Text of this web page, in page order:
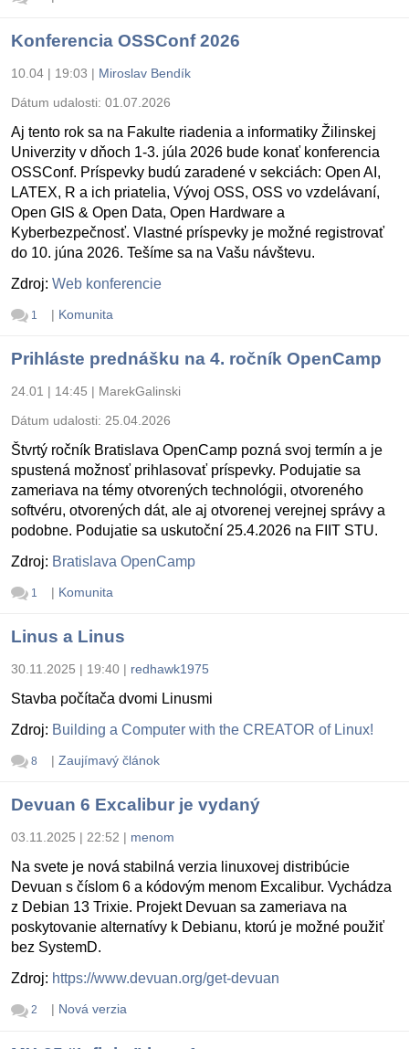
Konferencia OSSConf 2026
10.04 | 19:03 | Miroslav Bendík
Dátum udalosti: 01.07.2026
Aj tento rok sa na Fakulte riadenia a informatiky Žilinskej
Univerzity v dňoch 1-3. júla 2026 bude konať konferencia
OSSConf. Príspevky budú zaradené v sekciách: Open AI,
LATEX, R a ich priatelia, Vývoj OSS, OSS vo vzdelávaní,
Open GIS & Open Data, Open Hardware a
Kyberbezpečnosť. Vlastné príspevky je možné registrovať
do 10. júna 2026. Tešíme sa na Vašu návštevu.
Zdroj: Web konferencie
1 | Komunita
Prihláste prednášku na 4. ročník OpenCamp
24.01 | 14:45 | MarekGalinski
Dátum udalosti: 25.04.2026
Štvrtý ročník Bratislava OpenCamp pozná svoj termín a je
spustená možnosť prihlasovať príspevky. Podujatie sa
zameriava na témy otvorených technológii, otvoreného
softvéru, otvorených dát, ale aj otvorenej verejnej správy a
podobne. Podujatie sa uskutoční 25.4.2026 na FIIT STU.
Zdroj: Bratislava OpenCamp
1 | Komunita
Linus a Linus
30.11.2025 | 19:40 | redhawk1975
Stavba počítača dvomi Linusmi
Zdroj: Building a Computer with the CREATOR of Linux!
8 | Zaujímavý článok
Devuan 6 Excalibur je vydaný
03.11.2025 | 22:52 | menom
Na svete je nová stabilná verzia linuxovej distribúcie
Devuan s číslom 6 a kódovým menom Excalibur. Vychádza
z Debian 13 Trixie. Projekt Devuan sa zameriava na
poskytovanie alternatívy k Debianu, ktorú je možné použiť
bez SystemD.
Zdroj: https://www.devuan.org/get-devuan
2 | Nová verzia